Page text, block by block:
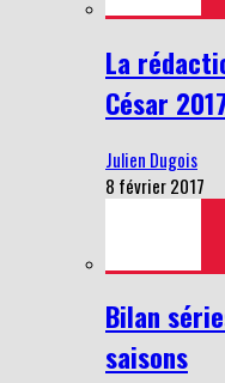
La
César
Julien Dugois
8 février 2017
Bilan
saisons